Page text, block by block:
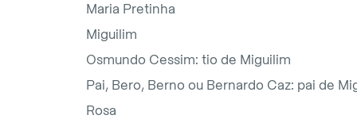
Maria Pretinha
Miguilim
Osmundo Cessim: tio de Miguilim
Pai, Bero, Berno ou Bernardo Caz: pai de
Rosa